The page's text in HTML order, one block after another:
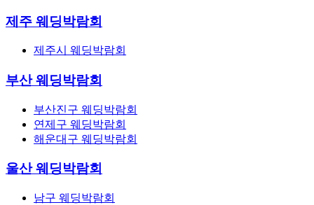
제주 웨딩박람회
제주시 웨딩박람회
부산 웨딩박람회
부산진구 웨딩박람회
연제구 웨딩박람회
해운대구 웨딩박람회
울산 웨딩박람회
남구 웨딩박람회